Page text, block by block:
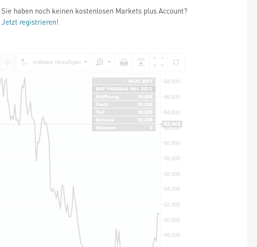
Sie haben noch keinen kostenlosen Markets plus Account?
Jetzt registrieren!